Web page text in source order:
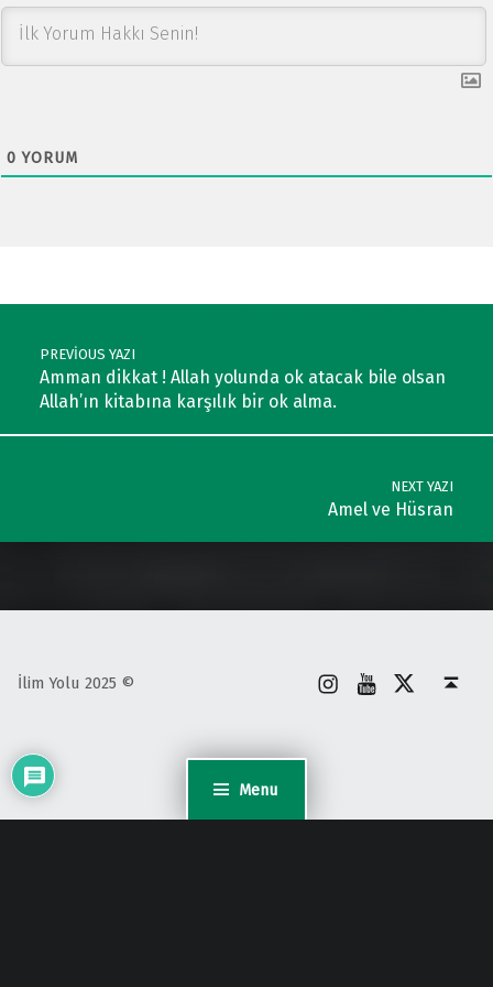
Menu
0 YORUM
Post navigation
PREVIOUS YAZI
Amman dikkat ! Allah yolunda ok atacak bile olsan
Allah’ın kitabına karşılık bir ok alma.
NEXT YAZI
Amel ve Hüsran
İlim Yolu 2025 ©